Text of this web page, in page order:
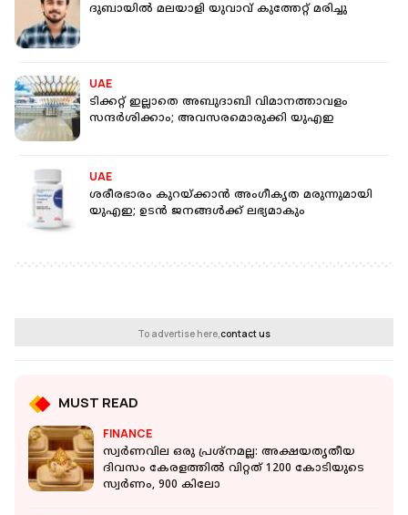
ദുബായില്‍ മലയാളി യുവാവ് കുത്തേറ്റ് മരിച്ചു
UAE
ടിക്കറ്റ് ഇല്ലാതെ അബുദാബി വിമാനത്താവളം
സന്ദർശിക്കാം; അവസരമൊരുക്കി യുഎഇ
UAE
ശരീരഭാരം കുറയ്ക്കാൻ അം​ഗീകൃത മരുന്നുമായി
യുഎഇ; ഉടൻ ജനങ്ങൾക്ക് ലഭ്യമാകും
To advertise here,contact us
MUST READ
FINANCE
സ്വർണവില ഒരു പ്രശ്നമല്ല: അക്ഷയതൃതീയ
ദിവസം കേരളത്തില്‍ വിറ്റത് 1200 കോടിയുടെ
സ്വർണം, 900 കിലോ